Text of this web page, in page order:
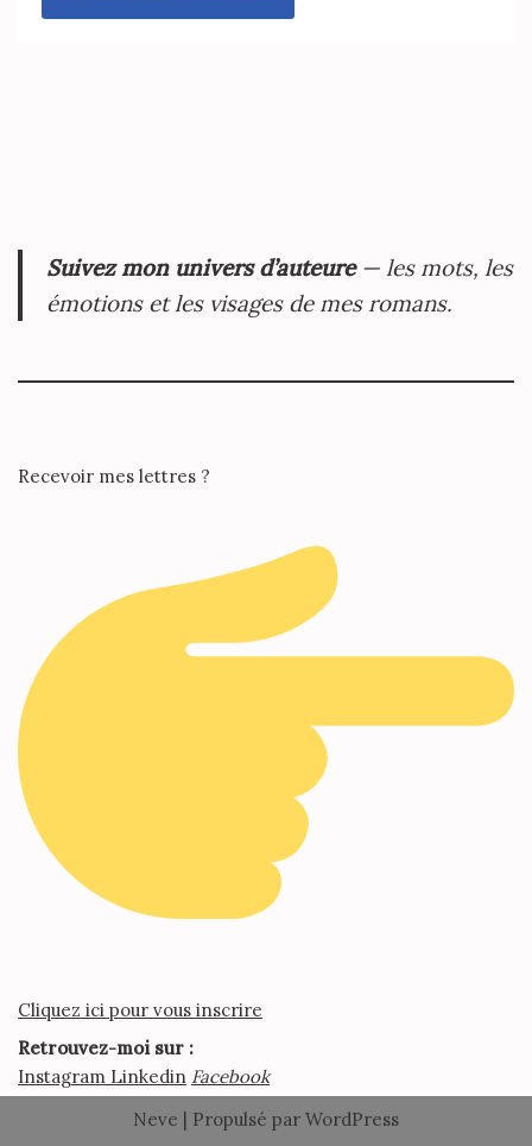
Suivez mon univers d’auteure— les mots, les
émotions et les visages de mes romans.
Recevoir mes lettres ?
Cliquez ici pour vous inscrire
Retrouvez-moi sur :
Instagram Linkedin Facebook
Neve | Propulsé par WordPress